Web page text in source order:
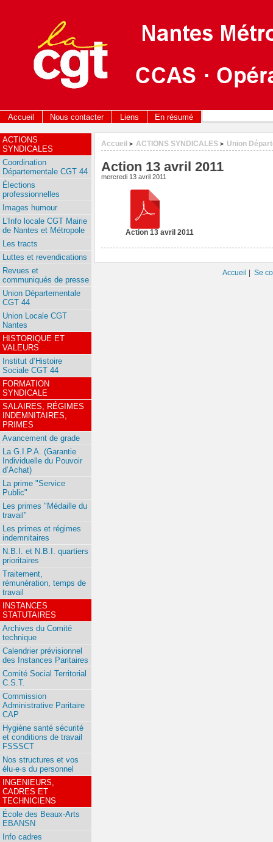
Accueil Nous contacter Liens En résumé
Accueil > ACTIONS SYNDICALES > Union
Action 13 avril 2011
mercredi 13 avril 2011
Action 13 avril 2011
ACTIONS
SYNDICALES
Coordination
Départementale CGT 44
Élections
professionnelles
Images humour
L’Info locale CGT Mairie
de Nantes et Métropole
Les tracts
Luttes et revendications
Revues et
communiqués de presse
Union Départementale
CGT 44
Union Locale CGT
Nantes
HISTORIQUE ET
VALEURS
Institut d’Histoire
Sociale CGT 44
FORMATION
SYNDICALE
SALAIRES, RÉGIMES
INDEMNITAIRES,
PRIMES
Avancement de grade
La G.I.P.A. (Garantie
Individuelle du Pouvoir
d’Achat)
La prime "Service
Public"
Les primes "Médaille du
travail"
Les primes et régimes
indemnitaires
N.B.I. et N.B.I. quartiers
prioritaires
Traitement,
rémunération, temps de
travail
INSTANCES
STATUTAIRES
Archives du Comité
technique
Calendrier prévisionnel
des Instances Paritaires
Comité Social Territorial
C.S.T.
Commission
Administrative Paritaire
CAP
Hygiène santé sécurité
et conditions de travail
FSSSCT
Nos structures et vos
élu·e·s du personnel
INGENIEURS,
CADRES ET
TECHNICIENS
École des Beaux-Arts
EBANSN
Info cadres
Accueil | Se